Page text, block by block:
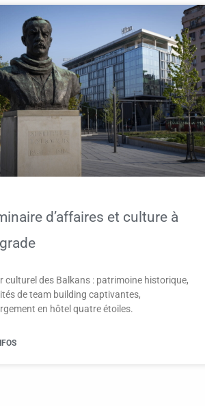
d’affaires et culture à
culturel des Balkans : patrimoine historique,
de team building captivantes,
en hôtel quatre étoiles.